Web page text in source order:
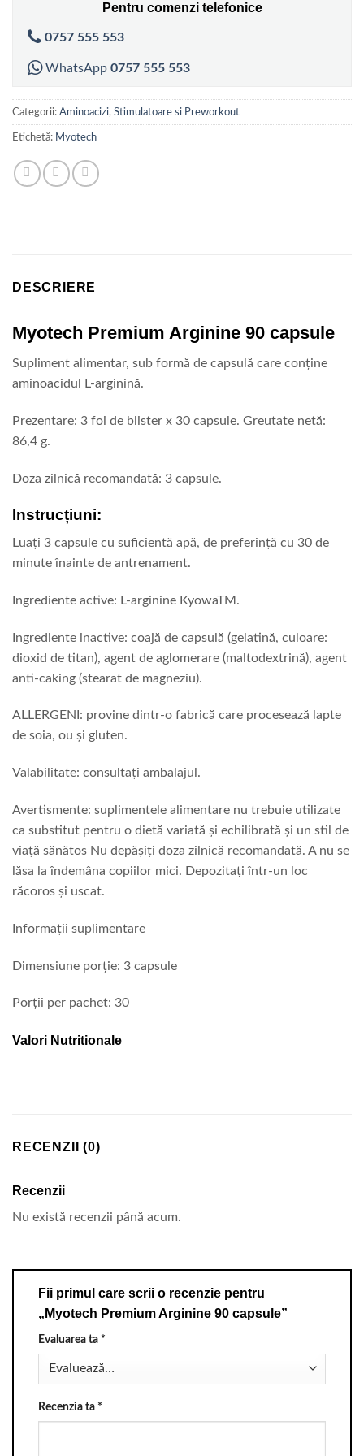
Pentru comenzi telefonice
0757 555 553
WhatsApp 0757 555 553
Categorii: Aminoacizi, Stimulatoare si Preworkout
Etichetă: Myotech
DESCRIERE
Myotech Premium Arginine 90 capsule
Supliment alimentar, sub formă de capsulă care conține
aminoacidul L-arginină.
Prezentare: 3 foi de blister x 30 capsule. Greutate netă:
86,4 g.
Doza zilnică recomandată: 3 capsule.
Instrucțiuni:
Luați 3 capsule cu suficientă apă, de preferință cu 30 de
minute înainte de antrenament.
Ingrediente active: L-arginine KyowaTM.
Ingrediente inactive: coajă de capsulă (gelatină, culoare:
dioxid de titan), agent de aglomerare (maltodextrină), agent
anti-caking (stearat de magneziu).
ALLERGENI: provine dintr-o fabrică care procesează lapte
de soia, ou și gluten.
Valabilitate: consultați ambalajul.
Avertismente: suplimentele alimentare nu trebuie utilizate
ca substitut pentru o dietă variată și echilibrată și un stil de
viață sănătos Nu depășiți doza zilnică recomandată. A nu se
lăsa la îndemâna copiilor mici. Depozitați într-un loc
răcoros și uscat.
Informații suplimentare
Dimensiune porție: 3 capsule
Porții per pachet: 30
Valori Nutritionale
RECENZII (0)
Recenzii
Nu există recenzii până acum.
Fii primul care scrii o recenzie pentru
„Myotech Premium Arginine 90 capsule”
Evaluarea ta *
Recenzia ta *